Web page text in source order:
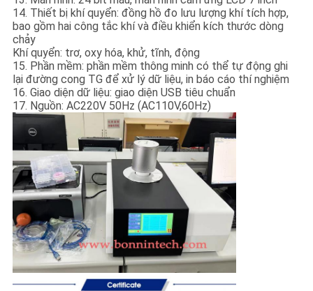
14. Thiết bị khí quyển: đồng hồ đo lưu lượng khí tích hợp,
bao gồm hai công tắc khí và điều khiển kích thước dòng
chảy
Khí quyển: trơ, oxy hóa, khử, tĩnh, động
15. Phần mềm: phần mềm thông minh có thể tự động ghi
lại đường cong TG để xử lý dữ liệu, in báo cáo thí nghiệm
16. Giao diện dữ liệu: giao diện USB tiêu chuẩn
17. Nguồn: AC220V 50Hz (AC110V,60Hz)